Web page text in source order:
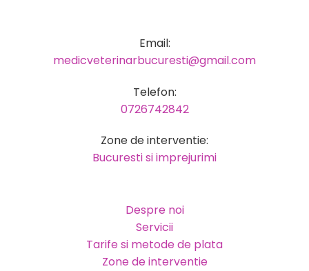
Email:
medicveterinarbucuresti@gmail.com
Telefon:
0726742842
Zone de interventie:
Bucuresti si imprejurimi
Despre noi
Servicii
Tarife si metode de plata
Zone de interventie